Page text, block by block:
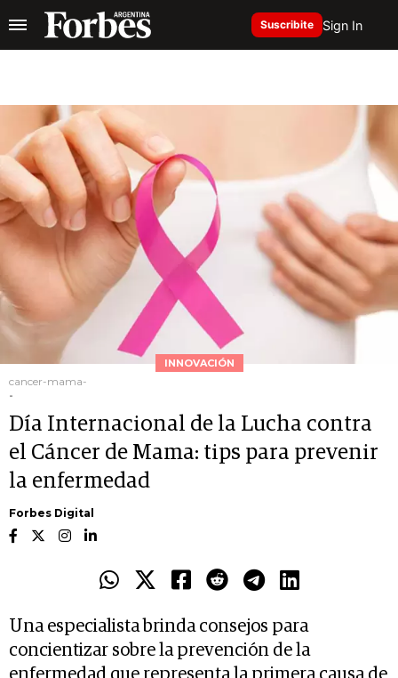
Suscribite Sign In
INNOVACIÓN
cancer-mama-
-
Día Internacional de la Lucha contra
el Cáncer de Mama: tips para prevenir
la enfermedad
Forbes Digital
Una especialista brinda consejos para
concientizar sobre la prevención de la